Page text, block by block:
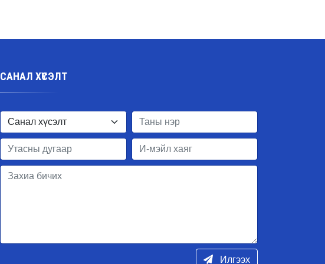
САНАЛ ХҮСЭЛТ
Илгээх